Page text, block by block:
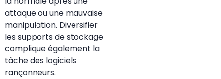
attaque ou une mauvaise
manipulation. Diversifier
les supports de stockage
complique également la
tâche des logiciels
rançonneurs.